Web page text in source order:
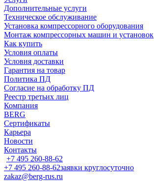
Дополнительные услуги
Техническое обслуживание
Установка компрессорного оборудования
Монтаж компрессорных машин и установок
Как купить
Условия оплаты
Условия доставки
Гарантия на товар
Политика ПД
Согласие на обработку ПД
Реестр третьих лиц
Компания
BERG
Сертификаты
Карьера
Новости
Контакты
+7 495 260-88-62
+7 495 260-88-62заявки круглосуточно
zakaz@berg-rus.ru